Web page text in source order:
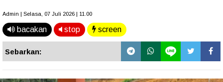
Admin | Selasa, 07 Juli 2026 | 11.00
bacakan stop screen
Sebarkan: